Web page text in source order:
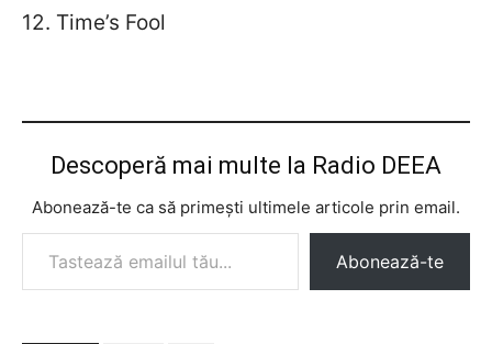
12. Time’s Fool
Descoperă mai multe la Radio DEEA
Abonează-te ca să primești ultimele articole prin email.
Tastează emailul tău...
Abonează-te